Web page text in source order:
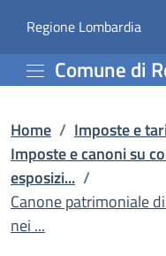
Canone
Regione Lombardia
Comune di
Home / Imposte e
Imposte e canoni su
esposizi... /
Canone patrimoniale
nei ...